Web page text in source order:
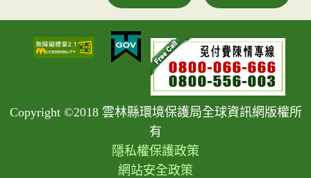
Copyright ©2018 雲林縣環境保護局全球資訊網版權所
有
隱私權保護政策
網站安全政策